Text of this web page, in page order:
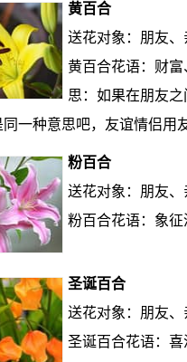
黄百合
送花对象：朋友、
黄百合花语：财
思：如果在朋友
一种意思吧，友谊情侣用
粉百合
送花对象：朋友、
粉百合花语：象征
圣诞百合
送花对象：朋友、
圣诞百合花语：喜